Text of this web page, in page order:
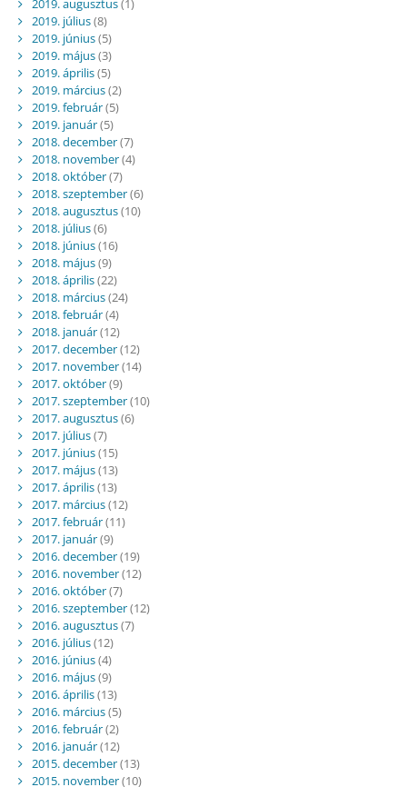
2019. augusztus(1)
2019. július(8)
2019. június(5)
2019. május(3)
2019. április(5)
2019. március(2)
2019. február(5)
2019. január(5)
2018. december(7)
2018. november(4)
2018. október(7)
2018. szeptember(6)
2018. augusztus(10)
2018. július(6)
2018. június(16)
2018. május(9)
2018. április(22)
2018. március(24)
2018. február(4)
2018. január(12)
2017. december(12)
2017. november(14)
2017. október(9)
2017. szeptember(10)
2017. augusztus(6)
2017. július(7)
2017. június(15)
2017. május(13)
2017. április(13)
2017. március(12)
2017. február(11)
2017. január(9)
2016. december(19)
2016. november(12)
2016. október(7)
2016. szeptember(12)
2016. augusztus(7)
2016. július(12)
2016. június(4)
2016. május(9)
2016. április(13)
2016. március(5)
2016. február(2)
2016. január(12)
2015. december(13)
2015. november(10)